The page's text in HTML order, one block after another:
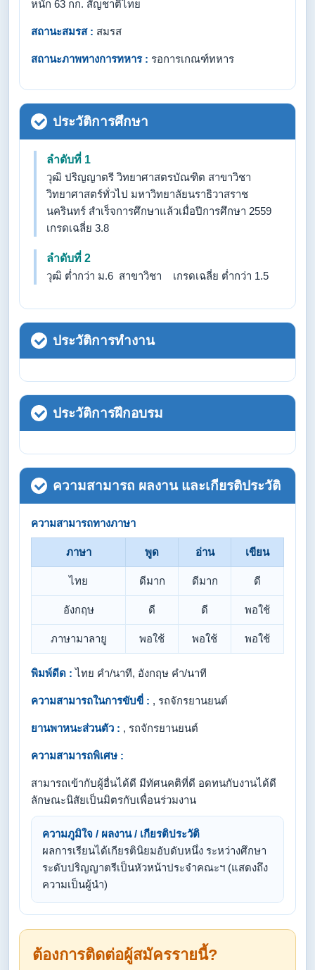
หนัก 63 กก. สัญชาติไทย
สถานะสมรส : สมรส
สถานะภาพทางการทหาร : รอการเกณฑ์ทหาร
ประวัติการศึกษา
ลำดับที่ 1
วุฒิ ปริญญาตรี วิทยาศาสตรบัณฑิต สาขาวิชา
วิทยาศาสตร์ทั่วไป มหาวิทยาลัยนราธิวาสราช
นครินทร์ สำเร็จการศึกษาแล้วเมื่อปีการศึกษา 2559
เกรดเฉลี่ย 3.8
ลำดับที่ 2
วุฒิ ต่ำกว่า ม.6 สาขาวิชา เกรดเฉลี่ย ต่ำกว่า 1.5
ประวัติการทำงาน
ประวัติการฝึกอบรม
ความสามารถ ผลงาน และเกียรติประวัติ
ความสามารถทางภาษา
ภาษา พูด อ่าน เขียน
ไทย ดีมาก ดีมาก ดี
อังกฤษ ดี ดี พอใช้
ภาษามาลายู พอใช้ พอใช้ พอใช้
พิมพ์ดีด : ไทย คำ/นาที, อังกฤษ คำ/นาที
ความสามารถในการขับขี่ : , รถจักรยานยนต์
ยานพาหนะส่วนตัว : , รถจักรยานยนต์
ความสามารถพิเศษ :
สามารถเข้ากับผู้อื่นได้ดี มีทัศนคติที่ดี อดทนกับงานได้ดี
ลักษณะนิสัยเป็นมิตรกับเพื่อนร่วมงาน
ความภูมิใจ / ผลงาน / เกียรติประวัติ
ผลการเรียนได้เกียรตินิยมอับดับหนึ่ง ระหว่างศึกษา
ระดับปริญญาตรีเป็นหัวหน้าประจำคณะฯ (แสดงถึง
ความเป็นผู้นำ)
ต้องการติดต่อผู้สมัครรายนี้?